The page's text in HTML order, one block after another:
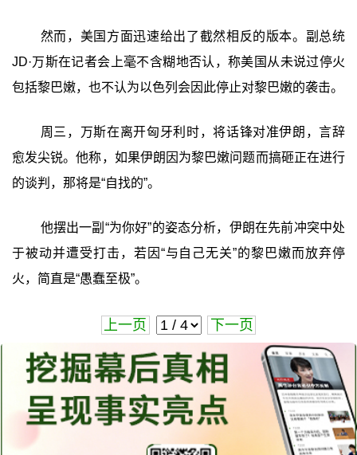
然而，美国方面迅速给出了截然相反的版本。副总统
JD·万斯在记者会上毫不含糊地否认，称美国从未说过停火
包括黎巴嫩，也不认为以色列会因此停止对黎巴嫩的袭击。
周三，万斯在离开匈牙利时，将话锋对准伊朗，言辞
愈发尖锐。他称，如果伊朗因为黎巴嫩问题而搞砸正在进行
的谈判，那将是“自找的”。
他摆出一副“为你好”的姿态分析，伊朗在先前冲突中处
于被动并遭受打击，若因“与自己无关”的黎巴嫩而放弃停
火，简直是“愚蠢至极”。
上一页 下一页